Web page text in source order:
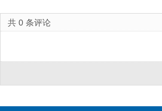
共 0 条评论